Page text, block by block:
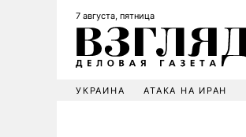
7 августа, пятница
УКРАИНА АТАКА НА ИРАН